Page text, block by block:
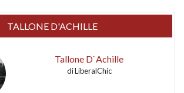
TALLONE D'ACHILLE
Tallone D`Achille
diLiberalChic